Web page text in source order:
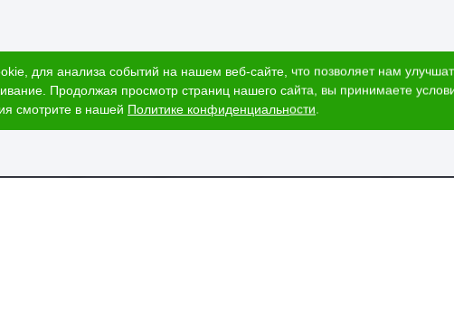
для анализа событий на нашем веб-сайте, что позволяет нам
Продолжая просмотр страниц нашего сайта, вы принимаете
смотрите в нашей Политике конфиденциальности.